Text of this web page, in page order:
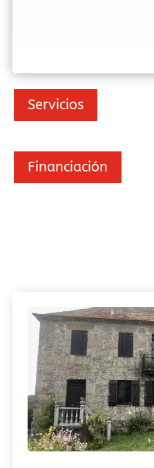
Servicios
Financiación